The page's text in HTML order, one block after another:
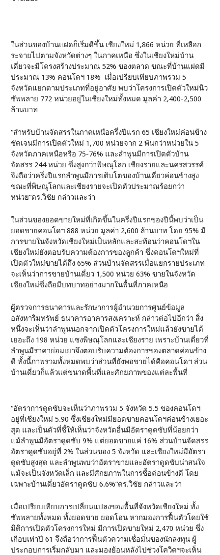
ในส่วนของบ้านแฝดก็เริ่มดีขึ้น เชียงใหม่ 1,866 หน่วย ที่เหลือก
ระจายไปตามจังหวัดต่างๆ ในภาคเหนือ ซึ่งในเชียงใหม่บ้าน
เดี่ยวจะมีโครงสร้างประมาณ 52% ของตลาด ขณะที่บ้านแฝดมี
ประมาณ 13% คอนโดฯ 18% เมื่อเปรียบเทียบภาพรวม 5
จังหวัดแยกตามประเภทที่อยู่อาศัย พบว่าโครงการเปิดตัวใหม่นิว
ซัพพลาย 772 หน่วยอยู่ในเชียงใหม่ทั้งหมด มูลค่า 2,400-2,500
ล้านบาท
“สำหรับบ้านจัดสรรในภาคเหนือครึ่งปีแรก 65 เชียงใหม่ค่อนข้าง
ชัดเจนมีการเปิดตัวใหม่ 1,700 หน่วยจาก 2 พันกว่าหน่วยใน 5
จังหวัดภาคเหนือหรือ 75-76% และลำพูนมีการเปิดตัวบ้าน
จัดสรร 244 หน่วย ซึ่งสูงกว่าพิษณุโลก เชียงรายและนครสวรรค์
จึงถือว่าครึ่งปีแรกลำพูนมีการเติบโตของบ้านเดี่ยวค่อนข้างสูง
ขณะที่พิษณุโลกและเชียงรายจะเปิดตัวประมาณร้อยกว่า
หน่วย”ดร.วิชัย กล่าวและว่า
ในส่วนของยอดขายใหม่ที่เกิดขึ้นในครึ่งปีแรกของปีนี้พบว่าเป็น
ยอดขายคอนโดฯ 888 หน่วย มูลค่า 2,600 ล้านบาท โดย 95% มี
การขายในจังหวัดเชียงใหม่เป็นหลักและสะท้อนว่าคอนโดฯใน
เชียงใหม่ยังตอบรับความต้องการของลูกค้า ซึ่งคอนโดฯใหม่ที่
เปิดตัวใหม่ขายได้ถึง 65% ส่วนบ้านจัดสรรเมื่อแยกรายประเภท
จะเห็นว่าการขายบ้านเดี่ยว 1,500 หน่วย 63% ขายในจังหวัด
เชียงใหม่ซึ่งถือมีบทบาทอย่างมากในพื้นที่ภาคเหนือ
ผู้ตรวจการธนาคารและรักษาการผู้อำนวยการศูนย์ข้อมูล
อสังหาริมทรัพย์ ธนาคารอาคารสงเคราะห์ กล่าวต่อไปอีกว่า สิ่ง
หนึ่งจะเห็นว่าลำพูนนอกจากเปิดตัวโครงการใหม่แล้วยังขายได้
เยอะถึง 198 หน่วย แซงพิษณุโลกและเชียงราย เพราะบ้านเดี่ยวที่
ลำพูนมีราคาย่อมเยาจึงตอบรับความต้องการของตลาดค่อนข้าง
ดี ทั้งนี้ภาพรวมทั้งหมดพบว่าส่วนที่ยังพอขายได้คือคอนโดฯ ส่วน
บ้านเดี่ยวก็แล้วแต่ขนาดพื้นที่และศักยภาพของแต่ละพื้นที่
“อัตราการดูดซับจะเห็นว่าภาพรวม 5 จังหวัด 5.5 ของคอนโดฯ
อยู่ที่เชียงใหม่ 5.90 ซึ่งเชียงใหม่มียอดขายคอนโดฯค่อนข้างเยอะ
สุด และเป็นตัวที่ชี้ให้เห็นว่าจังหวัดอื่นมีอัตราดูดซับที่น้อยกว่า
แม้ลำพูนมีอัตราดูดซับ 9% แต่ยอดขายแค่ 16% ส่วนบ้านจัดสรร
อัตราดูดซับอยู่ที่ 2% ในส่วนของ 5 จังหวัด และเชียงใหม่มีอัตรา
ดูดซับสูงสุด และลำพูนพบว่าอัตราขายและอัตราดูดซับน่าสนใจ
แม้จะเป็นจังหวัดเล็ก และมีศักยภาพในการซื้อค่อนข้างดี โดย
เฉพาะบ้านเดี่ยวอัตราดูดซับ 6.6%”ดร.วิชัย กล่าวและว่า
เมื่อเปรียบเทียบการเปลี่ยนแปลงของพื้นที่จังหวัดเชียงใหม่ ทั้ง
ซัพพลายทั้งหมด ทั้งยอดขาย ยอดโอน หากมองการฟื้นตัวโดยใช้
มิติการเปิดตัวโครงการใหม่ มีการเปิดขายใหม่ 2,470 หน่วย ซึ่ง
เกือบเท่าปี 61 จึงถือว่าการฟื้นตัวความเชื่อมั่นของนักลงทุน ผู้
ประกอบการเริ่มกลับมา และมองย้อนหลังไปช่วงโควิดฯจะเห็น